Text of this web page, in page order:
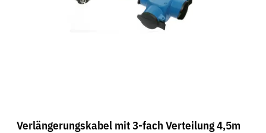
Verlängerungskabel mit 3-fach Verteilung 4,5m